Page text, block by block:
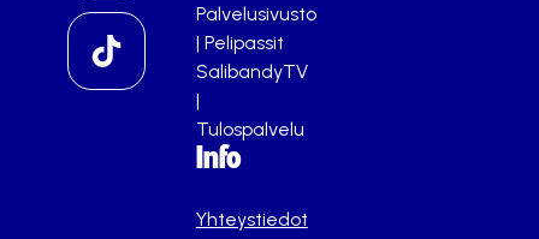
Palvelusivusto
| Pelipassit
SalibandyTV
|
Tulospalvelu
Info
Yhteystiedot